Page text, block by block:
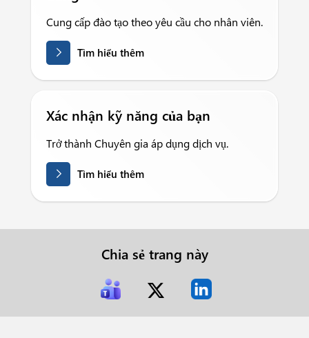
Cung cấp đào tạo theo yêu cầu cho nhân viên.
Tìm hiểu thêm
Xác nhận kỹ năng của bạn
Trở thành Chuyên gia áp dụng dịch vụ.
Tìm hiểu thêm
Chia sẻ trang này